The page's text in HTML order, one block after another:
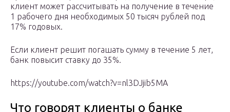
клиент может рассчитывать на получение в течение
1 рабочего дня необходимых 50 тысяч рублей под
17% годовых.
Если клиент решит погашать сумму в течение 5 лет,
банк повысит ставку до 35%.
https://youtube.com/watch?v=nl3DJjib5MA
Что говорят клиенты о банке